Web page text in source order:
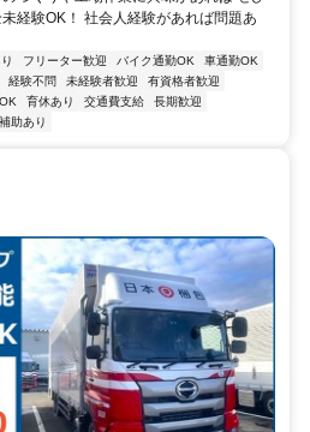
経験OK！ 社会人経験があれば問題あ
フリーター歓迎 バイク通勤OK
車通勤OK
経験不問 未経験者歓迎
有資格者歓迎
育休あり 交通費支給
長期歓迎
助あり